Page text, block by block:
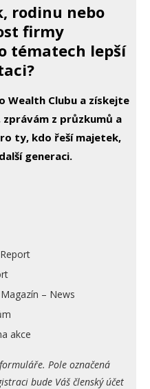
rodinu nebo
firmy
tématech lepší
Wealth Clubu a získejte
z průzkumů a
ty, kdo řeší majetek,
generaci.
– News
akce
Pole označená
bude Váš členský účet